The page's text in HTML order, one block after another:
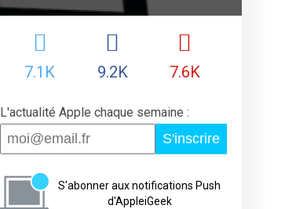
7.1K 9.2K 7.6K
L'actualité Apple chaque semaine :
S'inscrire
S'abonner aux notifications Push
d'AppleiGeek